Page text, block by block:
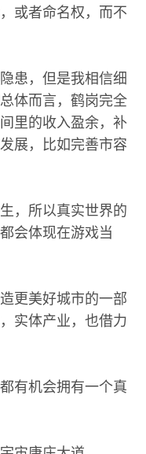
或者命名权，而不
患，但是我相信细
体而言，鹤岗完全
里的收入盈余，补
展，比如完善市容
，所以真实世界的
会体现在游戏当
更美好城市的一部
实体产业，也借力
有机会拥有一个真